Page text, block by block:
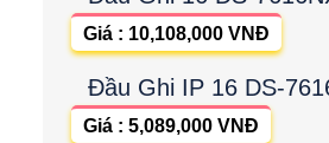
Giá : 10,108,000 VNĐ
Đầu Ghi IP 16 DS-
Giá : 5,089,000 VNĐ